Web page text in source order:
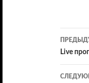
по
Live